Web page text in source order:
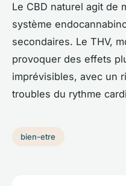
Le CBD naturel agit de
système
secondaires. Le THV,
provoquer des effets
imprévisibles, avec un
troubles du rythme
bien-etre